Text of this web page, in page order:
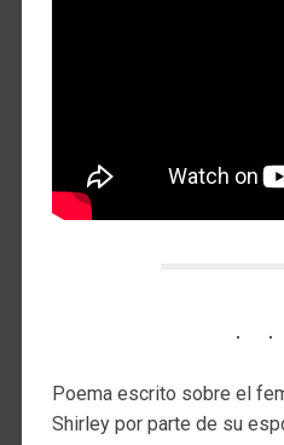
Poema escrito sobre el
Shirley por parte de su